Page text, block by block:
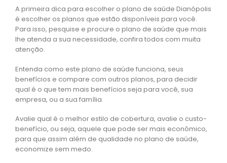
A primeira dica para escolher o plano de saúde Dianópolis
é escolher os planos que estão disponíveis para você.
Para isso, pesquise e procure o plano de saúde que mais
lhe atenda a sua necessidade, confira todos com muita
atenção.
Entenda como este plano de saúde funciona, seus
benefícios e compare com outros planos, para decidir
qual é o que tem mais benefícios seja para você, sua
empresa, ou a sua família.
Avalie qual é o melhor estilo de cobertura, avalie o custo-
benefício, ou seja, aquele que pode ser mais econômico,
para que assim além de qualidade no plano de saúde,
economize sem medo.